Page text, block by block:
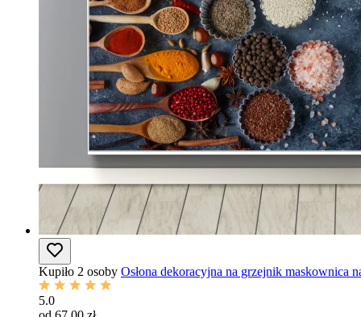
Kupiło 2 osoby Osłona dekoracyjna na grzejnik maskownica
5.0